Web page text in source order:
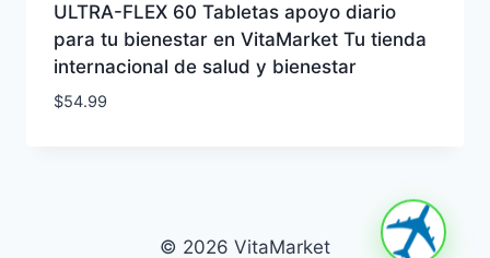
ULTRA-FLEX 60 Tabletas apoyo diario
para tu bienestar en VitaMarket Tu tienda
internacional de salud y bienestar
$54.99
© 2026 VitaMarket